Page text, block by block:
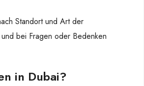
Standort und Art der
bei Fragen oder Bedenken
in Dubai?